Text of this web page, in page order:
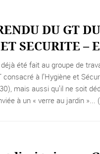
DU GT
SECURITE –
été fait au groupe de
consacré à l’Hygiène et
mais aussi qu’il ne soit
à un « verre au jardin »...